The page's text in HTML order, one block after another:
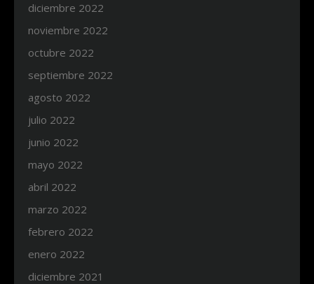
diciembre 2022
noviembre 2022
octubre 2022
septiembre 2022
agosto 2022
julio 2022
junio 2022
mayo 2022
abril 2022
marzo 2022
febrero 2022
enero 2022
diciembre 2021